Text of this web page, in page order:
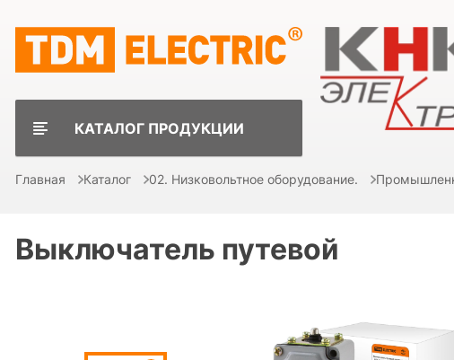
КАТАЛОГ ПРОДУКЦИИ
Главная Каталог 02. Низковольтное оборудование.
Выключатель путевой